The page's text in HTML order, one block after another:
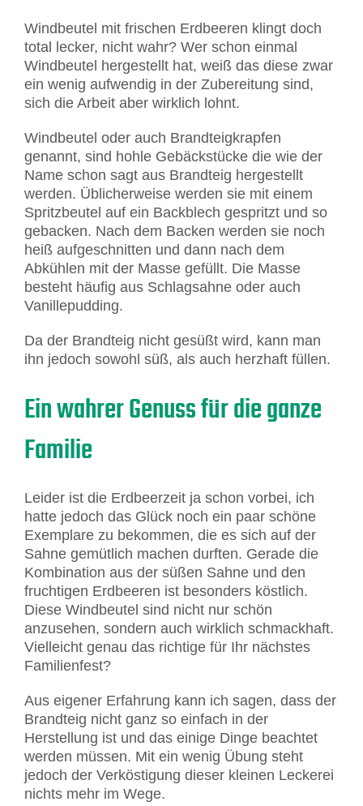
Windbeutel mit frischen Erdbeeren klingt doch
total lecker, nicht wahr? Wer schon einmal
Windbeutel hergestellt hat, weiß das diese zwar
ein wenig aufwendig in der Zubereitung sind,
sich die Arbeit aber wirklich lohnt.
Windbeutel oder auch Brandteigkrapfen
genannt, sind hohle Gebäckstücke die wie der
Name schon sagt aus Brandteig hergestellt
werden. Üblicherweise werden sie mit einem
Spritzbeutel auf ein Backblech gespritzt und so
gebacken. Nach dem Backen werden sie noch
heiß aufgeschnitten und dann nach dem
Abkühlen mit der Masse gefüllt. Die Masse
besteht häufig aus Schlagsahne oder auch
Vanillepudding.
Da der Brandteig nicht gesüßt wird, kann man
ihn jedoch sowohl süß, als auch herzhaft füllen.
Ein wahrer Genuss für die ganze
Familie
Leider ist die Erdbeerzeit ja schon vorbei, ich
hatte jedoch das Glück noch ein paar schöne
Exemplare zu bekommen, die es sich auf der
Sahne gemütlich machen durften. Gerade die
Kombination aus der süßen Sahne und den
fruchtigen Erdbeeren ist besonders köstlich.
Diese Windbeutel sind nicht nur schön
anzusehen, sondern auch wirklich schmackhaft.
Vielleicht genau das richtige für Ihr nächstes
Familienfest?
Aus eigener Erfahrung kann ich sagen, dass der
Brandteig nicht ganz so einfach in der
Herstellung ist und das einige Dinge beachtet
werden müssen. Mit ein wenig Übung steht
jedoch der Verköstigung dieser kleinen Leckerei
nichts mehr im Wege.